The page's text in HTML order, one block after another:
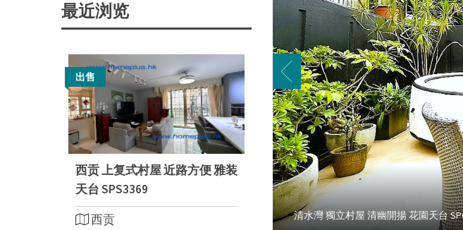
清水灣 獨立村屋 清幽開揚 花園天台
最近浏览
出售
西贡 上复式村屋 近路方便 雅装
天台 SPS3369
西贡